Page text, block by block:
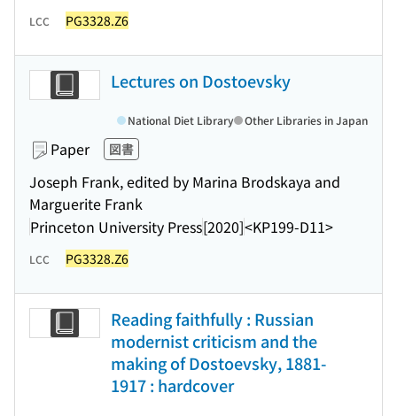
LCC PG3328.Z6
Lectures on Dostoevsky
Paper 図書
Joseph Frank, edited by Marina Brodskaya and
Marguerite Frank
Princeton University Press[2020]<KP199-D11>
National Diet Library Other Libraries in Japan
LCC PG3328.Z6
Reading faithfully : Russian
modernist criticism and the
making of Dostoevsky, 1881-
1917 : hardcover